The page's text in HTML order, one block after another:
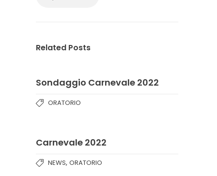
Related Posts
Sondaggio Carnevale 2022
ORATORIO
Carnevale 2022
NEWS, ORATORIO